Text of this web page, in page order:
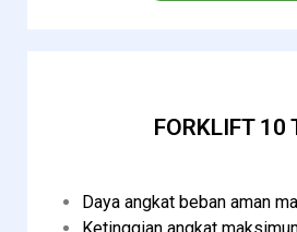
FORKLIFT 10
Daya angkat beban aman